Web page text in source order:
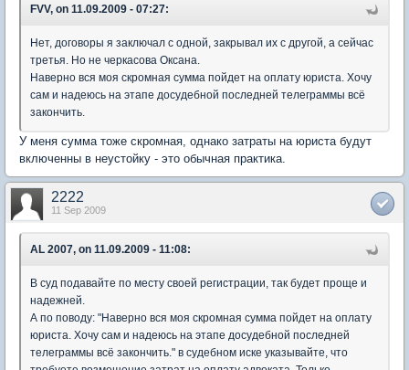
FVV, on 11.09.2009 - 07:27:
Нет, договоры я заключал с одной, закрывал их с другой, а сейчас
третья. Но не черкасова Оксана.
Наверно вся моя скромная сумма пойдет на оплату юриста. Хочу
сам и надеюсь на этапе досудебной последней телеграммы всё
закончить.
У меня сумма тоже скромная, однако затраты на юриста будут
включенны в неустойку - это обычная практика.
2222
11 Sep 2009
AL 2007, on 11.09.2009 - 11:08:
В суд подавайте по месту своей регистрации, так будет проще и
надежней.
А по поводу: "Наверно вся моя скромная сумма пойдет на оплату
юриста. Хочу сам и надеюсь на этапе досудебной последней
телеграммы всё закончить." в судебном иске указывайте, что